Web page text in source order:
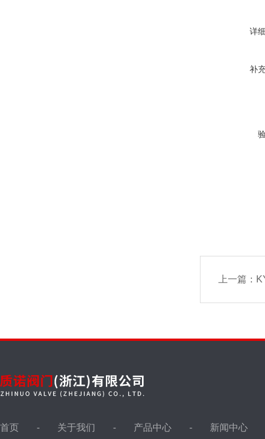
详
补
上一篇：
首页 关于我们 产品中心 新闻中心